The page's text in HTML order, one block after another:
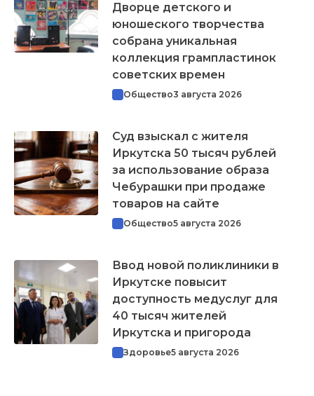
Дворце детского и
юношеского творчества
собрана уникальная
коллекция грампластинок
советских времен
Общество3 августа 2026
Суд взыскал с жителя
Иркутска 50 тысяч рублей
за использование образа
Чебурашки при продаже
товаров на сайте
Общество5 августа 2026
Ввод новой поликлиники в
Иркутске повысит
доступность медуслуг для
40 тысяч жителей
Иркутска и пригорода
Здоровье5 августа 2026